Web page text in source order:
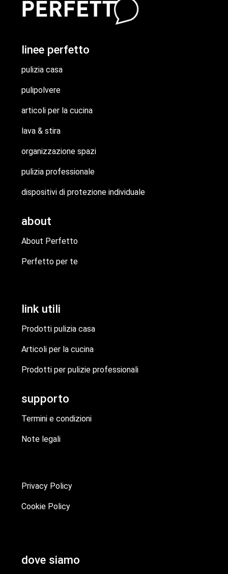
linee perfetto
pulizia casa
pulipolvere
articoli per la cucina
lava & stira
organizzazione spazi
pulizia professionale
dispositivi di protezione individuale
about
About Perfetto
Perfetto per te
link utili
Prodotti pulizia casa
Articoli per la cucina
Prodotti per pulizie professionali
supporto
Termini e condizioni
Note legali
Privacy Policy
Cookie Policy
dove siamo